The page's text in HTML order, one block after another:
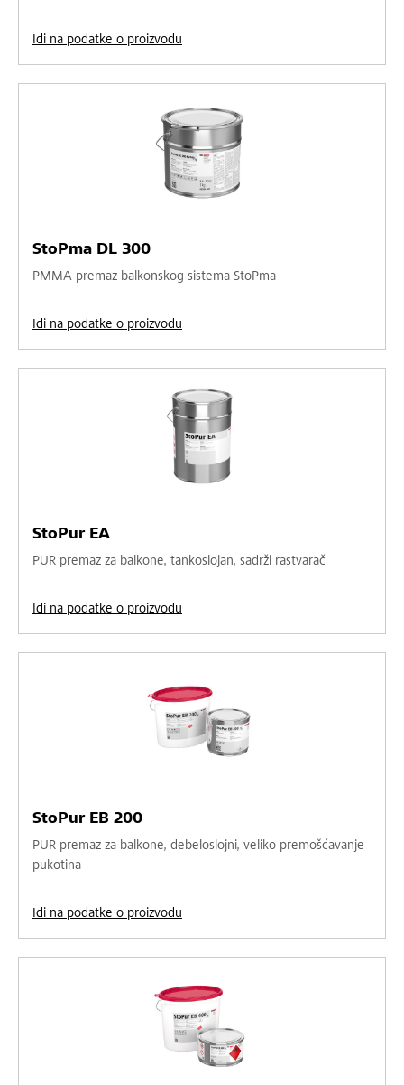
Idi na podatke o proizvodu
StoPma DL 300
PMMA premaz balkonskog sistema StoPma
Idi na podatke o proizvodu
StoPur EA
PUR premaz za balkone, tankoslojan, sadrži rastvarač
Idi na podatke o proizvodu
StoPur EB 200
PUR premaz za balkone, debeloslojni, veliko premošćavanje
pukotina
Idi na podatke o proizvodu